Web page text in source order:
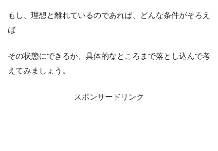
もし、理想と離れているのであれば、どんな条件がそろえ
ば
その状態にできるか、具体的なところまで落とし込んで考
えてみましょう。
スポンサードリンク